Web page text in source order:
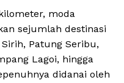
moda
sejumlah destinasi
Patung Seribu,
Lagoi, hingga
didanai oleh